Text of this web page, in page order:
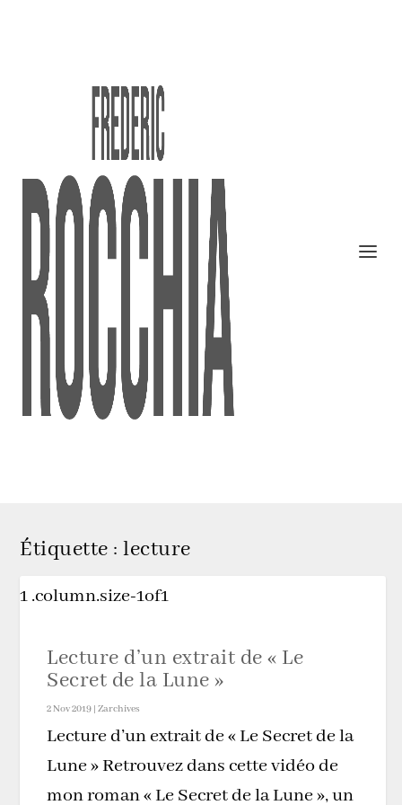
Étiquette :lecture
Lecture d’un extrait de « Le
Secret de la Lune »
2 Nov 2019 |Zarchives
Lecture d’un extrait de « Le Secret de la
Lune » Retrouvez dans cette vidéo de
mon roman « Le Secret de la Lune », un